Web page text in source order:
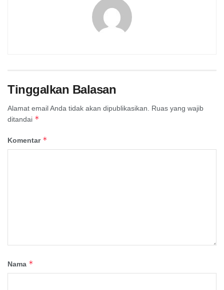
Tinggalkan Balasan
Alamat email Anda tidak akan dipublikasikan.
Ruas yang wajib
ditandai *
Komentar *
Nama *